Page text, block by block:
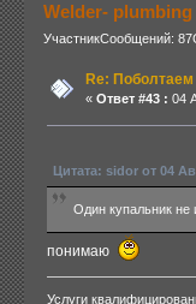
Welder- plumbing
УчастникСообщений: 87
Re:
« Ответ #43 : 04
Цитата: sidor от 04
Один купальник не
понимаю
Услуги